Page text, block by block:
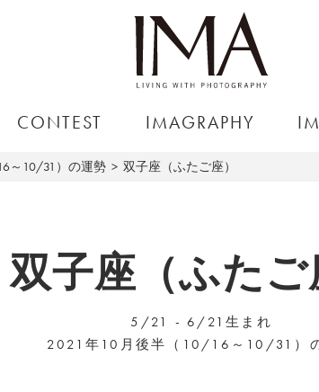
CONTEST IMAGRAPHY
～10/31）の運勢 双子座（ふたご座）
双子座（ふたご
5/21 - 6/21生まれ
2021年10月後半（10/16～10/31）